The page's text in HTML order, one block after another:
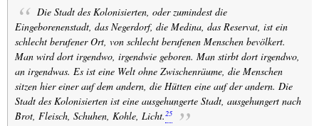
Die Stadt des Kolonisierten, oder zumindest die
Eingeborenenstadt, das Negerdorf, die Medina, das Reservat, ist ein
schlecht berufener Ort, von schlecht berufenen Menschen bevölkert.
Man wird dort irgendwo, irgendwie geboren. Man stirbt dort irgendwo,
an irgendwas. Es ist eine Welt ohne Zwischenräume, die Menschen
sitzen hier einer auf dem andern, die Hütten eine auf der andern. Die
Stadt des Kolonisierten ist eine ausgehungerte Stadt, ausgehungert nach
Brot, Fleisch, Schuhen, Kohle, Licht. 25